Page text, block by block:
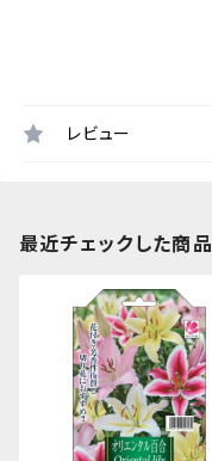
レビュー
最近チェックした商品